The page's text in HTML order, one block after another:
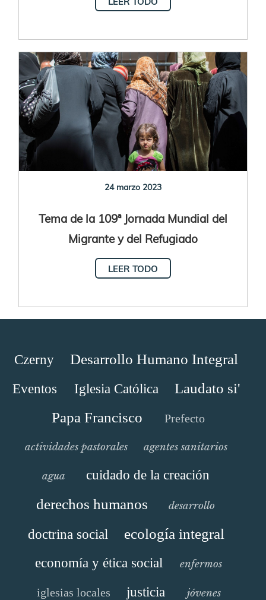
24 marzo 2023
Tema de la 109ª Jornada Mundial del
Migrante y del Refugiado
LEER TODO
Czerny Desarrollo Humano Integral
Eventos Iglesia Católica
Laudato si'
Papa Francisco
Prefecto
actividades pastorales agentes sanitarios
agua cuidado de la creación
derechos humanos desarrollo
doctrina social ecología integral
economía y ética social enfermos
iglesias locales justicia jóvenes